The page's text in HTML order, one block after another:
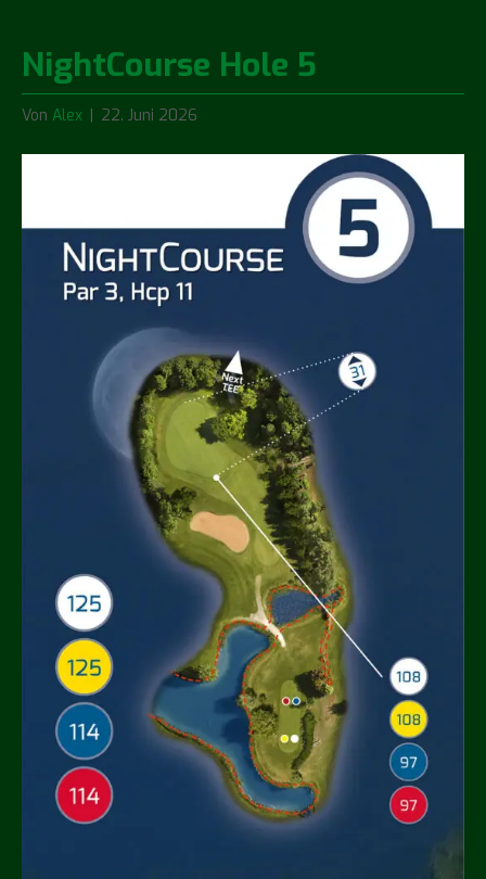
NightCourse Hole 5
Von Alex 22. Juni 2026